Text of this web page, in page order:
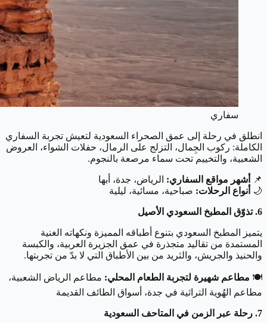
سفاري
انطلق في رحلة إلى عمق الصحراء السعودية لتعيش تجربة السفاري
الكاملة: ركوب الجِمال، التزلج على الرمال، حفلات الشواء، العروض
الشعبية، والتخييم تحت سماء مرصعة بالنجوم.
📌 أشهر مواقع السفاري: الرياض، جدة، أبها
🌙 أنواع الرحلات: صباحية، مسائية، ليلية
6. تذوّق المطبخ السعودي الأصيل
يتميز المطبخ السعودي بتنوع أطباقه المميزة ونكهاته الغنية
المستمدة من تقاليد متجذرة في عمق الجزيرة العربية، والكبسة
والحنيذ والجريش، والثريد من بين الأطباق التي لا بدّ من تجربتها.
🍽 مطاعم شهيرة لتجربة الطعام المحلي: مطاعم الرياض الشعبية،
مطاعم الهُوية التراثية في جدة، أسواق الطائف القديمة
7. رحلة عبر الزمن في المتاحف السعودية